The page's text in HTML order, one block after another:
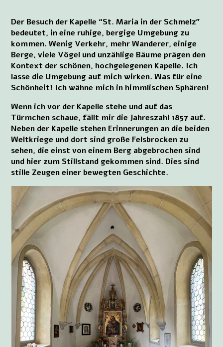
Der Besuch der Kapelle “St. Maria in der Schmelz”
bedeutet, in eine ruhige, bergige Umgebung zu
kommen. Wenig Verkehr, mehr Wanderer, einige
Berge, viele Vögel und unzählige Bäume prägen den
Kontext der schönen, hochgelegenen Kapelle. Ich
lasse die Umgebung auf mich wirken. Was für eine
Schönheit! Ich wähne mich in himmlischen Sphären!
Wenn ich vor der Kapelle stehe und auf das
Türmchen schaue, fällt mir die Jahreszahl 1857 auf.
Neben der Kapelle stehen Erinnerungen an die beiden
Weltkriege und dort sind große Felsbrocken zu
sehen, die einst von einem Berg abgebrochen sind
und hier zum Stillstand gekommen sind. Dies sind
stille Zeugen einer bewegten Geschichte.